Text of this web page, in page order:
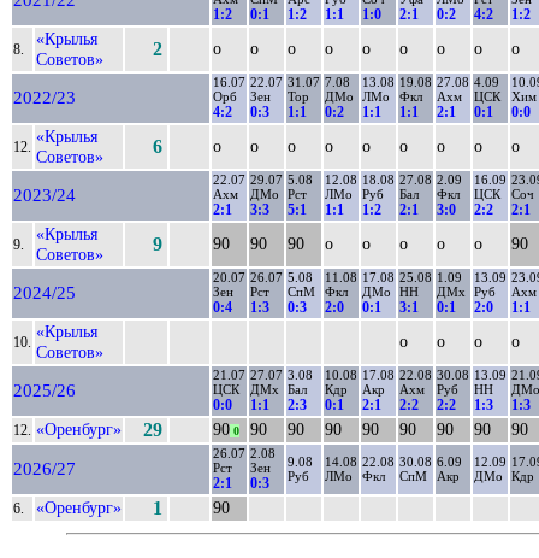
1:2 0:1 1:2 1:1 1:0 2:1 0:2 4:2 1:2
8.
«Крылья
Советов»
2 о о о о о о о о о
2022/23
16.07
Орб
4:2
22.07
Зен
0:3
31.07
Тор
1:1
7.08
ДМо
0:2
13.08
ЛМо
1:1
19.08
Фкл
1:1
27.08
Ахм
2:1
4.09
ЦСК
0:1
Хим
0:0
12.
«Крылья
Советов»
6 о о о о о о о о о
2023/24
22.07
Ахм
2:1
29.07
ДМо
3:3
5.08
Рст
5:1
12.08
ЛМо
1:1
18.08
Руб
1:2
27.08
Бал
2:1
2.09
Фкл
3:0
16.09
ЦСК
2:2
Соч
2:1
9.
«Крылья
Советов»
9 90 90 90 о о о о о 90
2024/25
20.07
Зен
0:4
26.07
Рст
1:3
5.08
СпМ
0:3
11.08
Фкл
2:0
17.08
ДМо
0:1
25.08
НН
3:1
1.09
ДМх
0:1
13.09
Руб
2:0
Ахм
1:1
10.
«Крылья
Советов»
о о о о
2025/26
21.07
ЦСК
0:0
27.07
ДМх
1:1
3.08
Бал
2:3
10.08
Кдр
0:1
17.08
Акр
2:1
22.08
Ахм
2:2
30.08
Руб
2:2
13.09
НН
1:3
ДМо
1:3
12. «Оренбург» 29 90 0 90 90 90 90 90 90 90 90
2026/27
26.07
Рст
2:1
2.08
Зен
0:3
9.08
Руб
14.08
ЛМо
22.08
Фкл
30.08
СпМ
6.09
Акр
12.09
ДМо
Кдр
6. «Оренбург» 1 90